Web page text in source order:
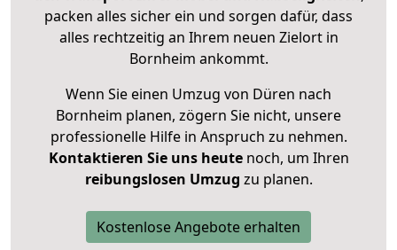
packen alles sicher ein und sorgen dafür, dass
alles rechtzeitig an Ihrem neuen Zielort in
Bornheim ankommt.
Wenn Sie einen Umzug von Düren nach
Bornheim planen, zögern Sie nicht, unsere
professionelle Hilfe in Anspruch zu nehmen.
Kontaktieren Sie uns heutenoch, um Ihren
reibungslosen Umzug zu planen.
Kostenlose Angebote erhalten